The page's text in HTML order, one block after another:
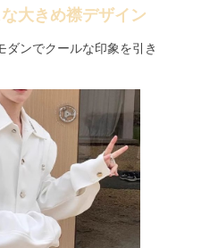
大きめ襟デザイン
ダンでクールな印象を引き